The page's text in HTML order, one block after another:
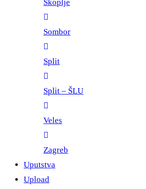
Skoplje
Sombor
Split
Split – ŠLU
Veles
Zagreb
Uputstva
Upload